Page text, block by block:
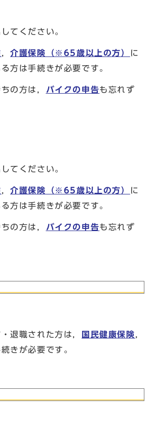
てください。
，介護保険（※65歳以上の方）
に
方は手続きが必要です。
の方は， バイクの申告も忘れず
てください。
，介護保険（※65歳以上の方）
に
方は手続きが必要です。
の方は， バイクの申告も忘れず
退職された方は， 国民健康保険
きが必要です。